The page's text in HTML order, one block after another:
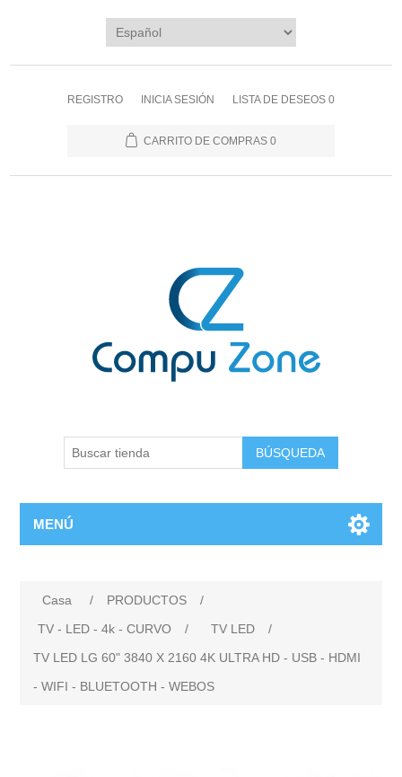
REGISTRO INICIA SESIÓN LISTA DE DESEOS 0
CARRITO DE COMPRAS 0
BÚSQUEDA
MENÚ
Casa / PRODUCTOS
/
TV - LED - 4k - CURVO
/ TV LED
/
TV LED LG 60" 3840 X 2160 4K ULTRA HD - USB - HDMI
- WIFI - BLUETOOTH - WEBOS